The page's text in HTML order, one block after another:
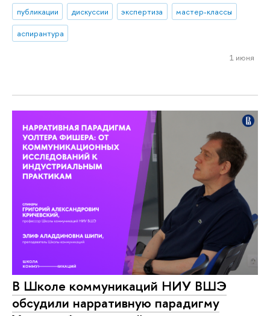
публикации
дискуссии экспертиза
мастер-классы
аспирантура
1 июня
В Школе коммуникаций НИУ ВШЭ
обсудили нарративную парадигму